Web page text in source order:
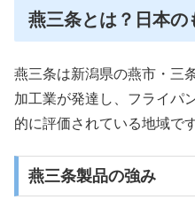
燕三条とは？日本の
燕三条は新潟県の燕市・三
加工業が発達し、 フライパ
的に評価されている地域で
燕三条製品の強み